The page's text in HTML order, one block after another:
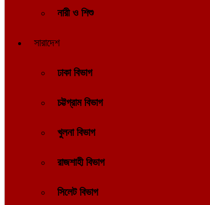
নারী ও শিশু
সারাদেশ
ঢাকা বিভাগ
চট্টগ্রাম বিভাগ
খুলনা বিভাগ
রাজশাহী বিভাগ
সিলেট বিভাগ